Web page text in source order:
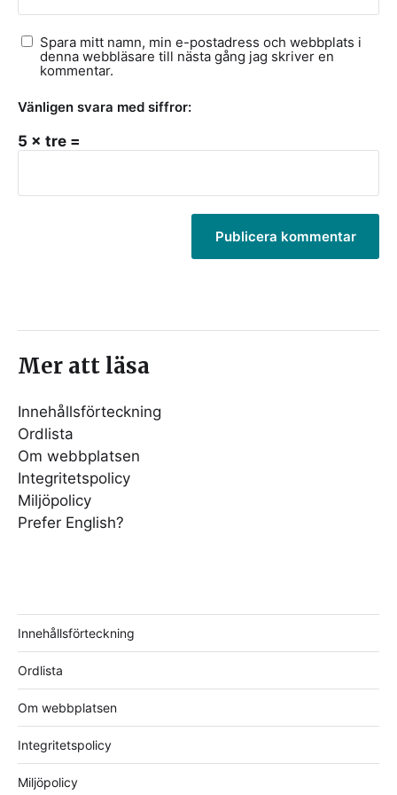
Spara mitt namn, min e-postadress och webbplats i
denna webbläsare till nästa gång jag skriver en
kommentar.
Vänligen svara med siffror:
5 × tre =
Mer att läsa
Innehållsförteckning
Ordlista
Om webbplatsen
Integritetspolicy
Miljöpolicy
Prefer English?
Innehållsförteckning
Ordlista
Om webbplatsen
Integritetspolicy
Miljöpolicy